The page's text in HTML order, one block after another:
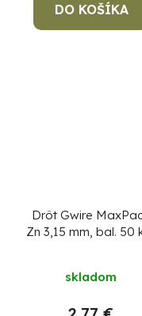
DO KOŠÍKA
Drôt Gwire
Zn 3,15 mm, bal. 50
50 kg!
skladom